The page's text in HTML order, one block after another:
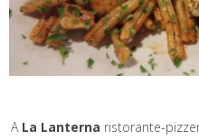
A La Lanterna ristorante-